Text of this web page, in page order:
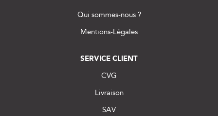
Qui sommes-nous ?
Mentions-Légales
SERVICE CLIENT
CVG
Livraison
SAV